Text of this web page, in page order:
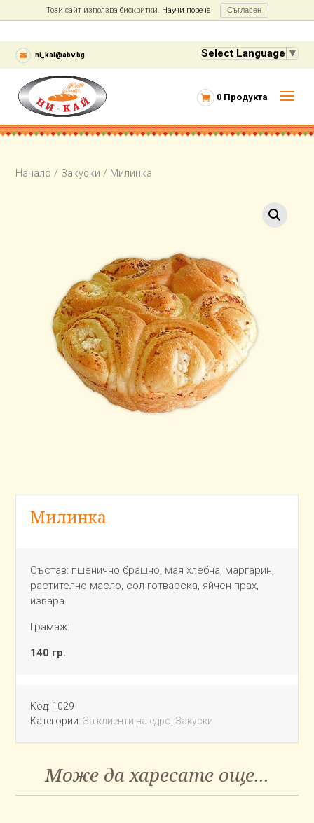
ni_kai@abv.bg Select Language ▼
0 Продукта
Начало / Закуски / Милинка
Милинка
Състав: пшенично брашно, мая хлебна, маргарин,
растително масло, сол готварска, яйчен прах,
извара.
Грамаж:
140 гр.
Код: 1029
Категории: За клиенти на едро, Закуски
Може да харесате още...
Този сайт използва бисквитки. Научи повече Съгласен